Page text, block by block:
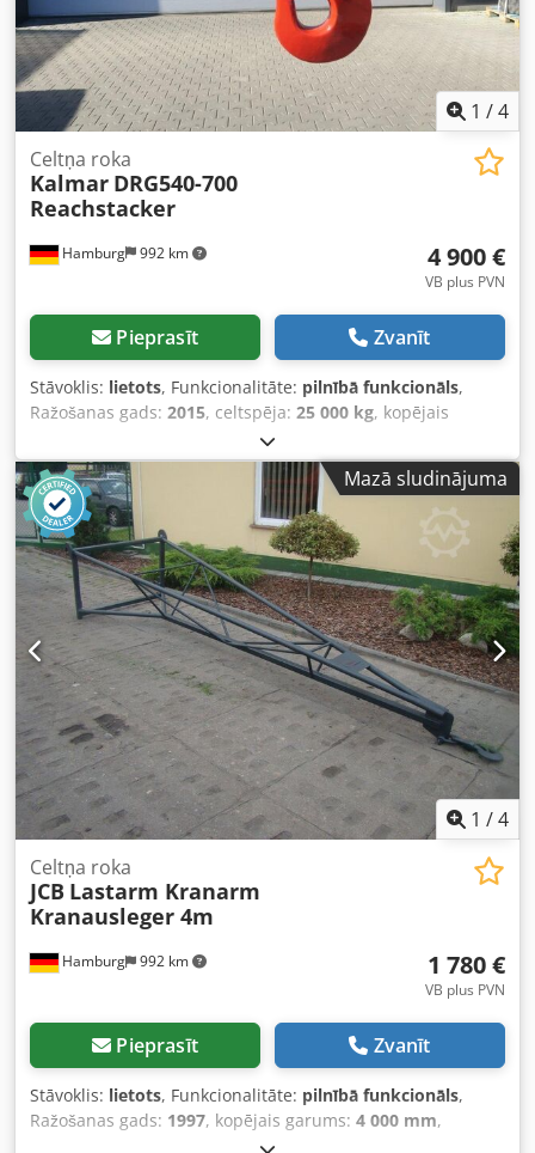
1 /4
Hamburg 992 km
Celtņa roka
Kalmar DRG540-700
Reachstacker
4 900 €
VB plus PVN
Pieprasīt Zvanīt
Stāvoklis: lietots, Funkcionalitāte: pilnībā funkcionāls,
Ražošanas gads: 2015, celtspēja: 25 000 kg, kopējais
, konstrukcijas platums:
strēle Stāvoklis: Lietošanai gatavs un pilnībā funkcionāls
Tehniskais stāvoklis: ļoti labs Apraksts: Papildus šim
Kalmar modelim mūsu noliktavā Hamburgā un Gdaņskā ir
aptuveni 200 smagsvara iekrāvēji, kompaktiekrāvēji,
dakšveida iekrāvēji un sānu iekrāvēji. Apmeklējiet mūsu
mājaslapu - sago-online. Nomaksa un finansējums par
izdevīgiem noteikumiem mums vienmēr ir iespējams. Mēs
labprāt arī iegādājamies jūsu lietoto tehniku tieši, pat ja
jūs pie mums nepērkat jaunu transportlīdzekli. Mūsu
īpašnieks, Mr. Peter Sawitzki, ar prieku jūs detalizēti
konsultēs par šo tehniku. Dkodpfx Aou Dzcmja Djr P.S.:
Mūsu iekrāvēju augstākās klases meistardarbnīca
specializējas iekrāvēju remontā, apkopē, kapitālremontā
un individuālā būvē no 8 t svara klases. Ja vēlaties, mēs
varam izlikt arī jūsu tehniku komisijas pārdošanai pie
mums.
Mazā sludinājuma
1 /4
Hamburg 992 km
Celtņa roka
JCB Lastarm Kranarm
Kranausleger 4m
1 780 €
VB plus PVN
Pieprasīt Zvanīt
Stāvoklis: lietots, Funkcionalitāte: pilnībā funkcionāls,
Ražošanas gads: 1997, kopējais garums: 4 000 mm,
, tukšais svars: